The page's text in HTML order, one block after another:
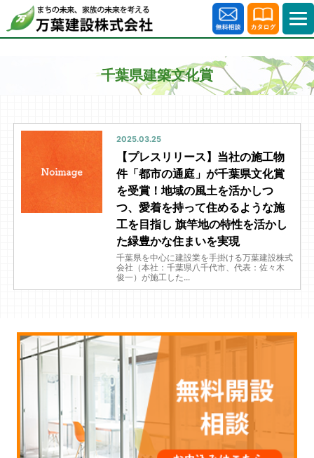
千葉県建築文化賞
2025.03.25
【プレスリリース】当社の施工物
件「都市の通庭」が千葉県文化賞
を受賞！地域の風土を活かしつ
つ、愛着を持って住めるような施
工を目指し 旗竿地の特性を活かし
た緑豊かな住まいを実現
千葉県を中心に建設業を手掛ける万葉建設株式
会社（本社：千葉県八千代市、代表：佐々木
俊一）が施工した...